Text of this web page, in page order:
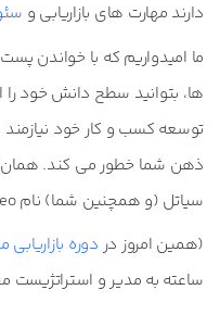
دارند مهارت های بازاریابی و
ما امیدواریم که با خواندن
ها، بتوانید سطح دانش خود را
توسعه کسب و کار خود نیازمند
ذهن شما خطور می کند. همان
سیاتل (و همچنین شما) نام Theo همتراز با شکلات است.
(همین امروز در دوره بازاریابی
ساعته به مدیر و استراتژیست